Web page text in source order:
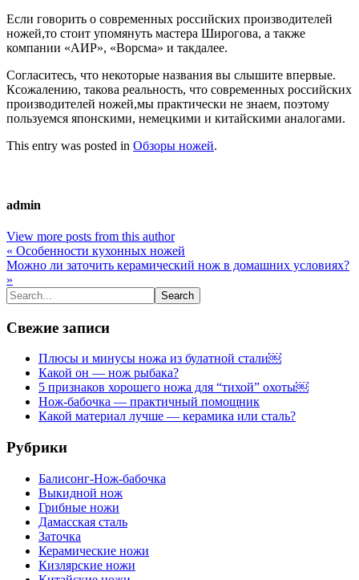
Если говорить о современных российских производителей
ножей,то стоит упомянуть мастера Широгова, а также
компании «АИР», «Ворсма» и такдалее.
Согласитесь, что некоторые названия вы слышите впервые.
Ксожалению, такова реальность, что современных российских
производителей ножей,мы практически не знаем, поэтому
пользуемся японскими, немецкими и китайскими аналогами.
This entry was posted in Обзоры ножей.
admin
View more posts from this author
« Особенности кухонных ножей
Можно ли заточить керамический нож в домашних условиях?
»
Свежие записи
Плюсы и минусы ножа из булатной стали￼
Какой он — нож рыбака?
5 признаков хорошего ножа для “тихой” охоты￼
Нож-бабочка — практичный помощник
Какой материал лучше — керамика или сталь?
Рубрики
Балисонг-Нож-бабочка
Выкидной нож
Грибные ножи
Дамасская сталь
Заточка
Керамические ножи
Кизлярские ножи